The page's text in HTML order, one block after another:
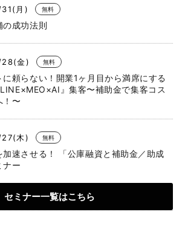
月) 無料
の成功法則
金) 無料
に頼らない！開業1ヶ月目から満席にする
』集客〜補助金で集客コス
！〜
木) 無料
加速させる！ 「公庫融資と補助金／助成
ナー
セミナー一覧はこちら